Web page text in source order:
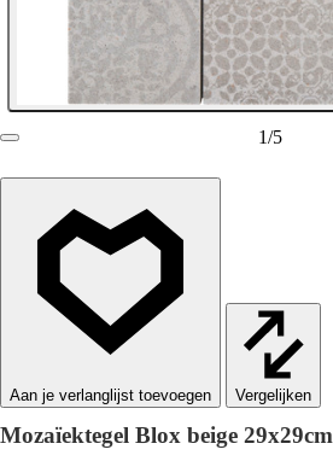
1/5
Vergelijken
Mozaïektegel Blox beige 29x29cm